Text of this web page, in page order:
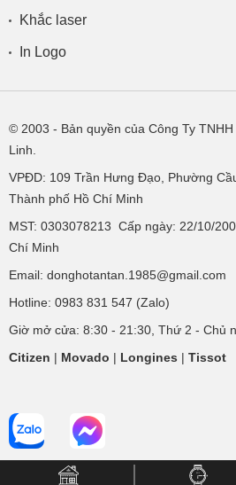
Khắc laser
In Logo
© 2003 - Bản quyền của Công Ty
Linh.
VPĐD: 109 Trần Hưng Đạo, Phường
Thành phố Hồ Chí Minh
MST: 0303078213 Cấp ngày: 22/10/
Chí Minh
Email: donghotantan.1985@gmail.com
Hotline: 0983 831 547 (Zalo)
Giờ mở cửa: 8:30 - 21:30, Thứ 2 - Chủ
Citizen | Movado | Longines | Tissot